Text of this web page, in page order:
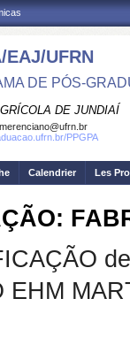
EAJ/UFRN
DE PÓS-
DE JUNDIAÍ
PPGPA
Calendrier Les
EHM